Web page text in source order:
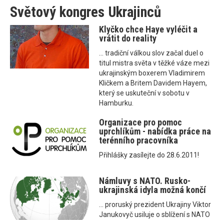
Světový kongres Ukrajinců
Klyčko chce Haye vyléčit a
vrátit do reality
... tradiční válkou slov začal duel o
titul mistra světa v těžké váze mezi
ukrajinským boxerem Vladimirem
Kličkem a Britem Davidem Hayem,
který se uskuteční v sobotu v
Hamburku.
Organizace pro pomoc
uprchlíkům - nabídka práce na
terénního pracovníka
Přihlášky zasílejte do 28.6.2011!
Námluvy s NATO. Rusko-
ukrajinská idyla možná končí
... proruský prezident Ukrajiny Viktor
Janukovyč usiluje o sblížení s NATO